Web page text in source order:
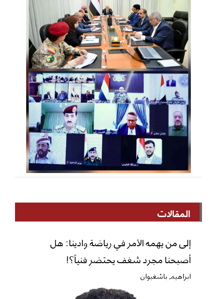
المقالات
إلى من يهمه الأمر في رياضة وادينا: هل
أصبحنا مجرد شغف يحتضر فنياً؟!
ابراهيم باشغيوان